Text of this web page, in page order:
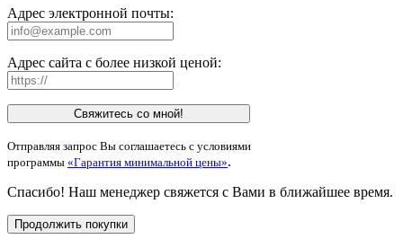
Адрес электронной почты:
Адрес сайта с более низкой ценой:
Свяжитесь со мной!
Отправляя запрос Вы соглашаетесь с условиями
программы «Гарантия минимальной цены».
Спасибо! Наш менеджер свяжется с Вами в ближайшее время.
Продолжить покупки